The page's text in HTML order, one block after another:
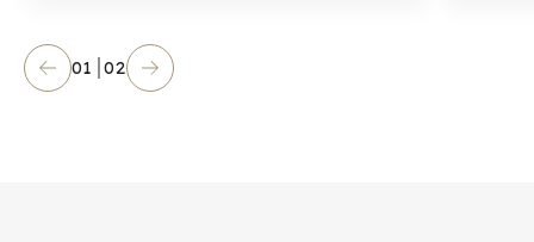
01 02